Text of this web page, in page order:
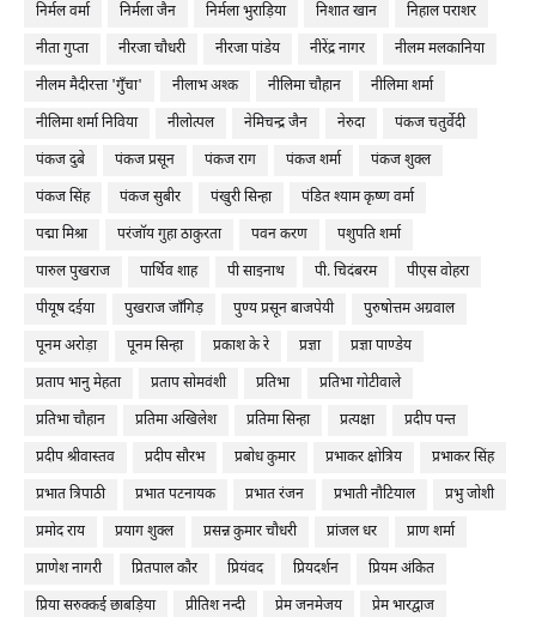
निर्मल वर्मा
निर्मला जैन निर्मला भुराड़िया निशात खान
निहाल पराशर
नीता गुप्ता
नीरजा चौधरी नीरजा पांडेय नीरेंद्र नागर
नीलम मलकानिया
नीलम मैदीरत्ता 'गुँचा'
नीलाभ अश्क नीलिमा चौहान
नीलिमा शर्मा
नीलिमा शर्मा निविया
नीलोत्पल नेमिचन्द्र जैन नेरुदा
पंकज चतुर्वेदी
पंकज दुबे
पंकज प्रसून पंकज राग पंकज शर्मा
पंकज शुक्ल
पंकज सिंह
पंकज सुबीर पंखुरी सिन्हा
पंडित श्याम कृष्ण वर्मा
पद्मा मिश्रा
परंजॉय गुहा ठाकुरता पवन करण
पशुपति शर्मा
पारुल पुखराज
पार्थिव शाह पी साइनाथ पी. चिदंबरम
पीएस वोहरा
पीयूष दईया
पुखराज जाँगिड़ पुण्य प्रसून बाजपेयी
पुरुषोत्तम अग्रवाल
पूनम अरोड़ा
पूनम सिन्हा प्रकाश के रे प्रज्ञा
प्रज्ञा पाण्डेय
प्रताप भानु मेहता
प्रताप सोमवंशी प्रतिभा
प्रतिभा गोटीवाले
प्रतिभा चौहान
प्रतिमा अखिलेश प्रतिमा सिन्हा प्रत्यक्षा
प्रदीप पन्त
प्रदीप श्रीवास्तव
प्रदीप सौरभ प्रबोध कुमार प्रभाकर क्षोत्रिय
प्रभाकर सिंह
प्रभात त्रिपाठी
प्रभात पटनायक प्रभात रंजन प्रभाती नौटियाल
प्रभु जोशी
प्रमोद राय
प्रयाग शुक्ल प्रसन्न कुमार चौधरी प्रांजल धर
प्राण शर्मा
प्राणेश नागरी
प्रितपाल कौर प्रियंवद प्रियदर्शन
प्रियम अंकित
प्रिया सरुक्कई छाबड़िया
प्रीतिश नन्दी प्रेम जनमेजय
प्रेम भारद्वाज